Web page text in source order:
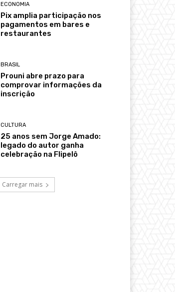
ECONOMIA
Pix amplia participação nos
pagamentos em bares e
restaurantes
BRASIL
Prouni abre prazo para
comprovar informações da
inscrição
CULTURA
25 anos sem Jorge Amado:
legado do autor ganha
celebração na Flipelô
Carregar mais